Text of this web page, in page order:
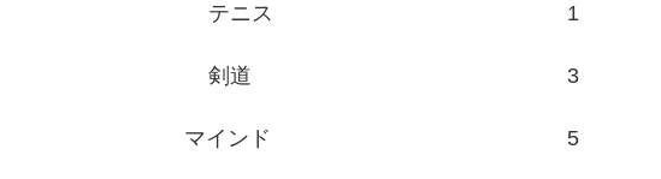
テニス 1
剣道 3
マインド 5